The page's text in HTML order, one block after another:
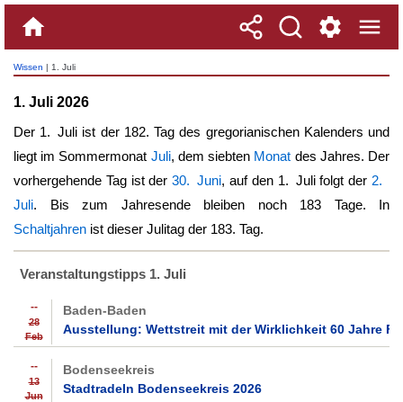
Wissen | 1. Juli
1. Juli 2026
Der 1. Juli ist der 182. Tag des gregorianischen Kalenders und
liegt im Sommermonat Juli, dem siebten Monat des Jahres. Der
vorhergehende Tag ist der30. Juni, auf den 1. Julifolgt der 2.
Juli. Bis zum Jahresende bleiben noch 183 Tage. In
Schaltjahren ist dieser Julitag der 183. Tag.
Veranstaltungstipps 1. Juli
--
28
Feb
Baden-Baden
Ausstellung: Wettstreit mit der Wirklichkeit 60 Jahre
--
13
Jun
Bodenseekreis
Stadtradeln Bodenseekreis 2026